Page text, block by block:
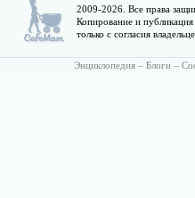
2009-2026. Все права
Копирование и публикация
только с согласия
Энциклопедия – Блоги –